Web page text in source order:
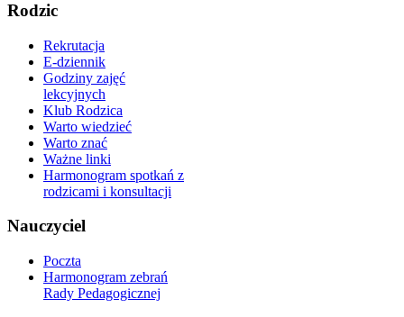
Rodzic
Rekrutacja
E-dziennik
Godziny zajęć
lekcyjnych
Klub Rodzica
Warto wiedzieć
Warto znać
Ważne linki
Harmonogram spotkań z
rodzicami i konsultacji
Nauczyciel
Poczta
Harmonogram zebrań
Rady Pedagogicznej